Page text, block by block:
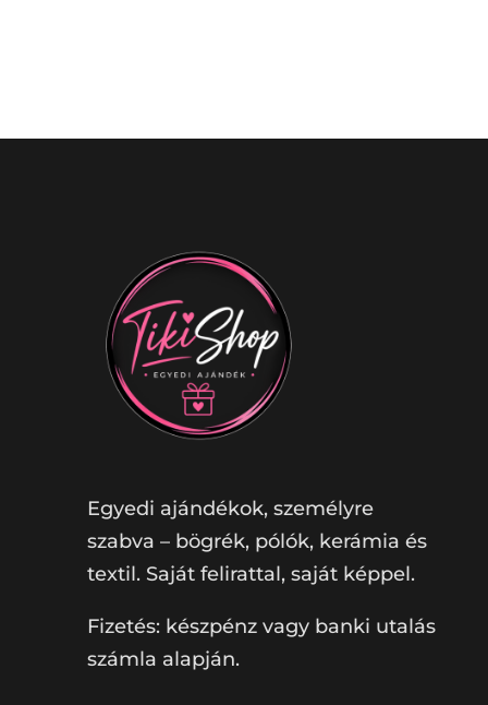
Egyedi ajándékok, személyre
szabva – bögrék, pólók, kerámia és
textil. Saját felirattal, saját képpel.
Fizetés: készpénz vagy banki utalás
számla alapján.